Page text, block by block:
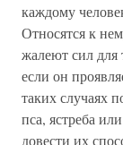
каждому
Относятся к
жалеют сил для
если он
таких случаях
пса, ястреба
довести их